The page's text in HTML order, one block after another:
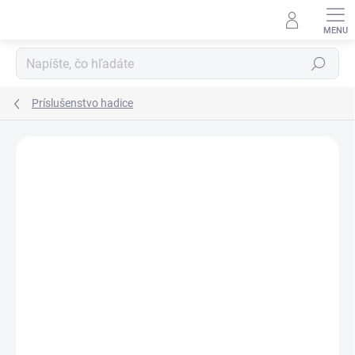
Hľadať
Príslušenstvo hadice